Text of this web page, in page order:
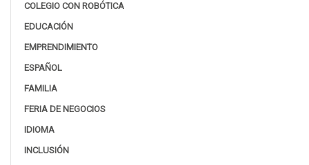
COLEGIO CON ROBÓTICA
EDUCACIÓN
EMPRENDIMIENTO
ESPAÑOL
FAMILIA
FERIA DE NEGOCIOS
IDIOMA
INCLUSIÓN